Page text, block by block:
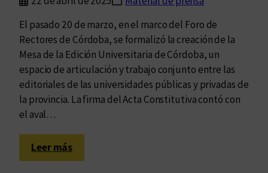
c
n
o
-
c
u
l
l
e
s
y
c
l
u
l
El pasado 20 de marzo, en el marco del Foro de
Rectores de Córdoba, se formalizó la creación de la
Mesa de la Edición Universitaria de Córdoba, un
espacio de articulación y trabajo conjunto entre las
editoriales de las universidades públicas y privadas de
la provincia. La firma del Acta Constitutiva contó con
el aval…
Leer más:
S